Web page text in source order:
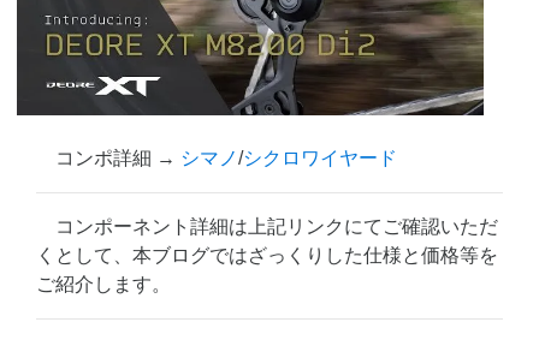
コンポ詳細 → シマノ/シクロワイヤード
コンポーネント詳細は上記リンクにてご確認いただ
くとして、本ブログではざっくりした仕様と価格等を
ご紹介します。